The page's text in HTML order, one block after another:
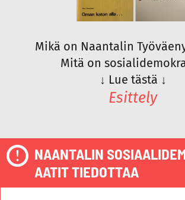
Mikä on Naantalin
Mitä on
↓ Lue tästä ↓
Esittely
NAANTALIN
AATIT TIEDOTTAA